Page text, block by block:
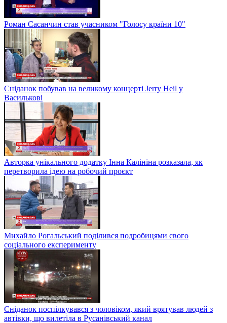
Роман Сасанчин став учасником "Голосу країни 10"
Сніданок побував на великому концерті Jerry Heil у
Василькові
Авторка унікального додатку Інна Калініна розказала, як
перетворила ідею на робочий проєкт
Михайло Рогальський поділився подробицями свого
соціального експерименту
Сніданок поспілкувався з чоловіком, який врятував людей з
автівки, що вилетіла в Русанівський канал